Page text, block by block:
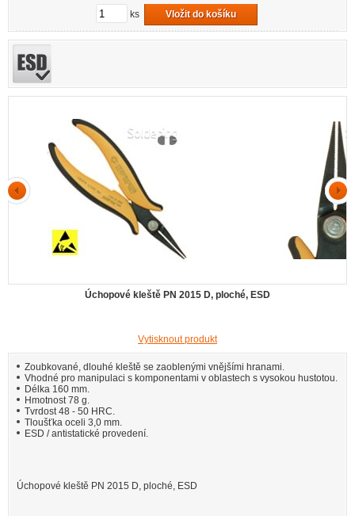
ks Vložit do košíku
Úchopové kleště PN 2015 D, ploché, ESD
Vytisknout produkt
Zoubkované, dlouhé kleště se zaoblenými vnějšími hranami.
Vhodné pro manipulaci s komponentami v oblastech s vysokou hustotou.
Délka 160 mm.
Hmotnost 78 g.
Tvrdost 48 - 50 HRC.
Tloušťka oceli 3,0 mm.
ESD / antistatické provedení.
Úchopové kleště PN 2015 D, ploché, ESD